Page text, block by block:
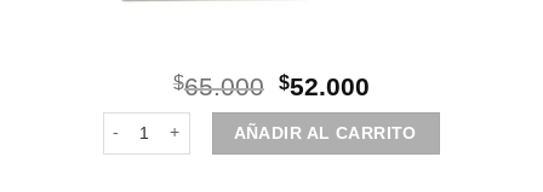
$65.000 El
precio
original
era:
$52.000
precio
actual
es:
Set | Humita | 4 Piezas | Gris Diseño cantidad
AÑADIR AL CARRITO